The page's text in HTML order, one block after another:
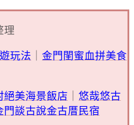
理
玩法
金門閨蜜血拼美食
絕美海景飯店
悠哉悠古
門談古說金古厝民宿